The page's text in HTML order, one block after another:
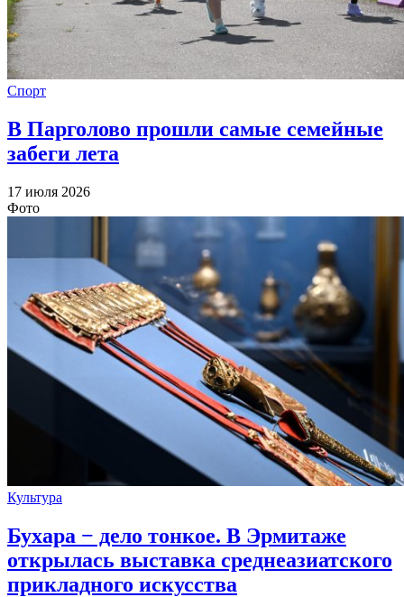
Спорт
В Парголово прошли самые семейные
забеги лета
17 июля 2026
Фото
Культура
Бухара − дело тонкое. В Эрмитаже
открылась выставка среднеазиатского
прикладного искусства